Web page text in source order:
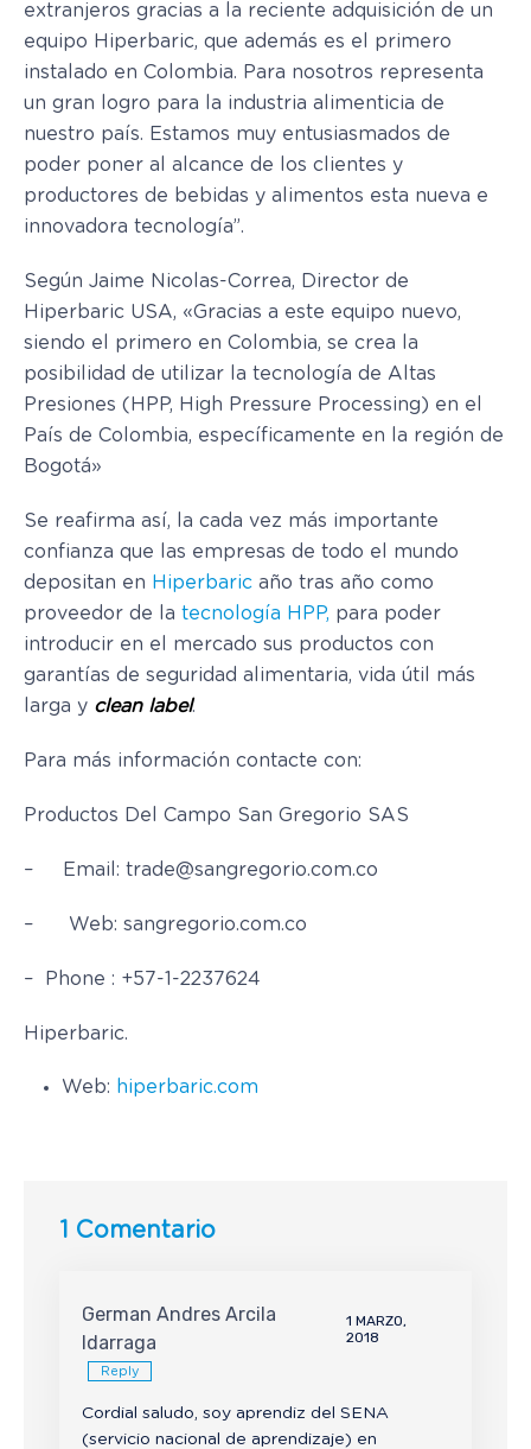
extranjeros gracias a la reciente adquisición de un
equipo Hiperbaric, que además es el primero
instalado en Colombia. Para nosotros representa
un gran logro para la industria alimenticia de
nuestro país. Estamos muy entusiasmados de
poder poner al alcance de los clientes y
productores de bebidas y alimentos esta nueva e
innovadora tecnología”.
Según Jaime Nicolas-Correa, Director de
Hiperbaric USA, «Gracias a este equipo nuevo,
siendo el primero en Colombia, se crea la
posibilidad de utilizar la tecnología de Altas
Presiones (HPP, High Pressure Processing) en el
País de Colombia, específicamente en la región de
Bogotá»
Se reafirma así, la cada vez más importante
confianza que las empresas de todo el mundo
depositan en Hiperbaric año tras año como
proveedor de la tecnología HPP, para poder
introducir en el mercado sus productos con
garantías de seguridad alimentaria, vida útil más
larga y clean label.
Para más información contacte con:
Productos Del Campo San Gregorio SAS
– Email: trade@sangregorio.com.co
– Web: sangregorio.com.co
– Phone : +57-1-2237624
Hiperbaric.
Web: hiperbaric.com
1 Comentario
German Andres Arcila
Idarraga
1 MARZO,
2018
Reply
Cordial saludo, soy aprendiz del SENA
(servicio nacional de aprendizaje) en